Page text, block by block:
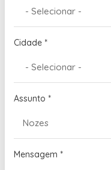
Cidade *
Assunto *
Mensagem *